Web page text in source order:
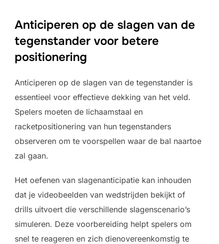
Anticiperen op de slagen van de
tegenstander voor betere
positionering
Anticiperen op de slagen van de tegenstander is
essentieel voor effectieve dekking van het veld.
Spelers moeten de lichaamstaal en
racketpositionering van hun tegenstanders
observeren om te voorspellen waar de bal naartoe
zal gaan.
Het oefenen van slagenanticipatie kan inhouden
dat je videobeelden van wedstrijden bekijkt of
drills uitvoert die verschillende slagenscenario’s
simuleren. Deze voorbereiding helpt spelers om
snel te reageren en zich dienovereenkomstig te